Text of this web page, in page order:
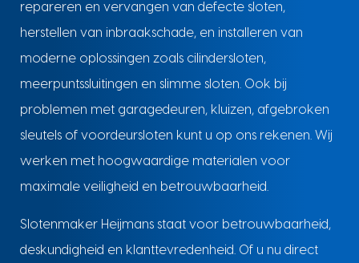
repareren en vervangen van defecte sloten,
herstellen van inbraakschade, en installeren van
moderne oplossingen zoals cilindersloten,
meerpuntssluitingen en slimme sloten. Ook bij
problemen met garagedeuren, kluizen, afgebroken
sleutels of voordeursloten kunt u op ons rekenen. Wij
werken met hoogwaardige materialen voor
maximale veiligheid en betrouwbaarheid.
Slotenmaker Heijmans staat voor betrouwbaarheid,
deskundigheid en klanttevredenheid. Of u nu direct